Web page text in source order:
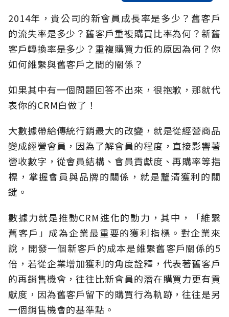
2014年，貴公司的新會員成長率是多少？舊客戶
的流失率是多少？舊客戶重複購買比率為何？新舊
客戶轉換率是多少？重複購買力低的原因為何？你
如何維繫與舊客戶之間的關係？
如果其中有一個問題回答不出來，很抱歉，那就代
表你的CRM白做了！
大數據帶給傳統行銷最大的改變，就是從經營商品
變成經營會員，因為了解會員的程度，直接影響著
營收數字，從會員結構、會員貢獻度、再購率等指
標，掌握會員與品牌的關係，就是釐清獲利的關
鍵。
數據力就是推動CRM進化的動力，其中，「維繫
舊客戶」成為企業最重要的獲利指標。對企業來
說，開發一個新客戶的成本是維繫舊客戶關係的5
倍，若從企業增加獲利的角度詮釋，代表著舊客戶
的再銷售機會，往往比新會員的潛在購買力更有貢
獻度，因為舊客戶留下的購買行為軌跡，往往是另
一個銷售機會的基準點。